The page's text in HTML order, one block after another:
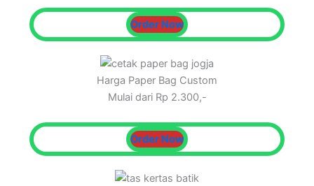
Order Now
Harga Paper Bag Custom
Mulai dari Rp 2.300,-
Order Now